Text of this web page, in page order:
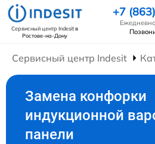
Сервисный центр Indesitв
Ростове-на-Дону
+7
Сервисный центр Indesit
Замена конфорки
индукционной
панели